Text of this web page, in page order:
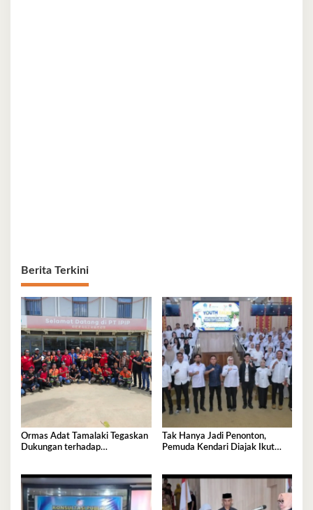
Berita Terkini
Ormas Adat Tamalaki Tegaskan
Dukungan terhadap
Tak Hanya Jadi Penonton,
Pemuda Kendari Diajak Ikut